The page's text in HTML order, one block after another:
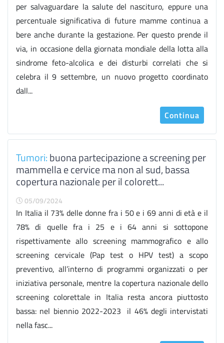
per salvaguardare la salute del nascituro, eppure una
percentuale significativa di future mamme continua a
bere anche durante la gestazione. Per questo prende il
via, in occasione della giornata mondiale della lotta alla
sindrome feto-alcolica e dei disturbi correlati che si
celebra il 9 settembre, un nuovo progetto coordinato
dall...
Continua
Tumori:buona partecipazione a screening per
mammella e cervice ma non al sud, bassa
copertura nazionale per il colorett...
05/09/2024
In Italia il 73% delle donne fra i 50 e i 69 anni di età e il
78% di quelle fra i 25 e i 64 anni si sottopone
rispettivamente allo screening mammografico e allo
screening cervicale (Pap test o HPV test) a scopo
preventivo, all’interno di programmi organizzati o per
iniziativa personale, mentre la copertura nazionale dello
screening colorettale in Italia resta ancora piuttosto
bassa: nel biennio 2022-2023 il 46% degli intervistati
nella fasc...